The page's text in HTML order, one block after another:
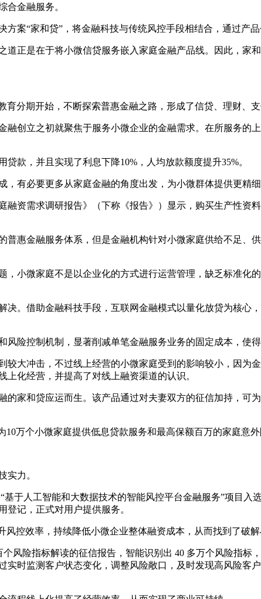
合金融服务。
案“家和贷”，将金融科技与传统风控手段相结合，通过产
道正是在于将小微信贷服务嵌入家庭金融产品线。因此，家
分期开始，不断探索普惠金融之路，形成了信贷、理财、
创立之初就聚焦于服务小微企业的金融需求。在所服务的
款，并且实现了利息下降10%，人均放款额度提升35%。
有必要更多从家庭金融的角度出发，为小微群体提供更精细
融资需求调研报告》（下称《报告》）显示，购买生产性资
普惠金融服务体系，但是金融机构针对小微家庭供给不足、
，小微家庭不是以企业化的方式进行运营管理，缺乏标准化
决。借助金融科技手段，互联网金融模式以量化放贷为核心
险控制机制，显著削减单笔金融服务业务的固定成本，使
较大冲击，不过线上经营的小微家庭受到的影响较小，因为
化经营，并提高了对线上融资渠道的认识。
家和贷应运而生。该产品通过对夫妻双方的征信加持，可
万个小微家庭提供低息贷款服务和最高保额百万的家庭意外
实力。
于人工智能和大数据技术的智能风控平台金融服务”项目入
记，正式对用户提供服务。
控效率，持续降低小微企业整体融资成本，从而找到了破解
风险指标解读的征信报告，智能识别出 40 多万个风险指标
时监测客户状态变化，调整风险敞口，及时发现高风险客